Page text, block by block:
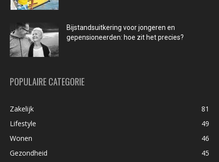
Bijstandsuitkering voor jongeren en
gepensioneerden: hoe zit het precies?
POPULAIRE CATEGORIE
Zakelijk
81
Lifestyle
49
Wonen
46
Gezondheid
45